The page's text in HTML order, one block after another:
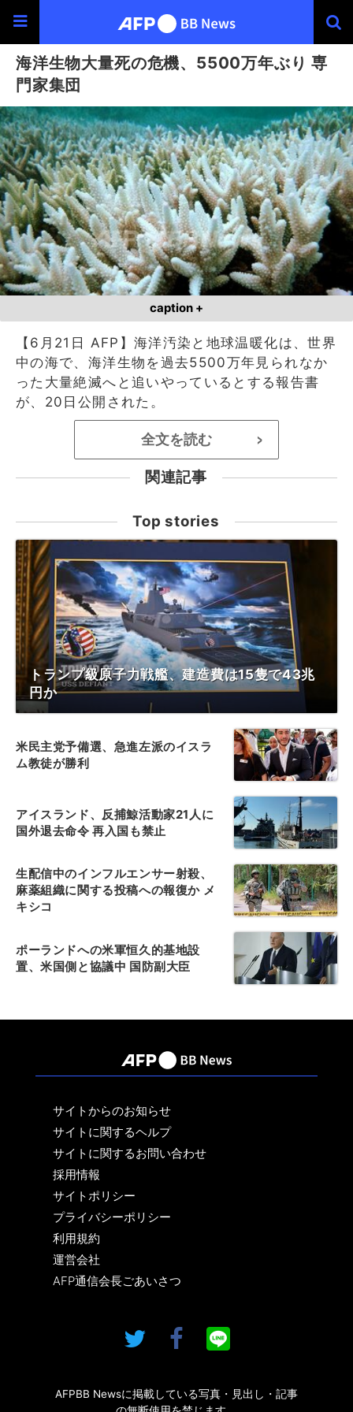
海洋生物大量死の危機、5500万年ぶり 専
門家集団
caption +
【6月21日 AFP】海洋汚染と地球温暖化は、世界
中の海で、海洋生物を過去5500万年見られなか
った大量絶滅へと追いやっているとする報告書
が、20日公開された。
全文を読む >
関連記事
Top stories
トランプ級原子力戦艦、建造費は15隻で43兆
円か
米民主党予備選、急進左派のイスラ
ム教徒が勝利
アイスランド、反捕鯨活動家21人に
国外退去命令 再入国も禁止
生配信中のインフルエンサー射殺、
麻薬組織に関する投稿への報復か メ
キシコ
ポーランドへの米軍恒久的基地設
置、米国側と協議中 国防副大臣
サイトからのお知らせ
サイトに関するヘルプ
サイトに関するお問い合わせ
採用情報
サイトポリシー
プライバシーポリシー
利用規約
運営会社
AFP通信会長ごあいさつ
AFPBB Newsに掲載している写真・見出し・記事